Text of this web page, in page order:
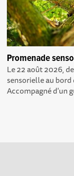
Promenade
Le 22 août 2026,
sensorielle au bord
Accompagné d'un